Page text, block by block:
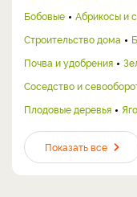
Бобовые
Абрикосы и
Строительство дома
Почва и удобрения
Соседство и
Плодовые деревья
Показать все